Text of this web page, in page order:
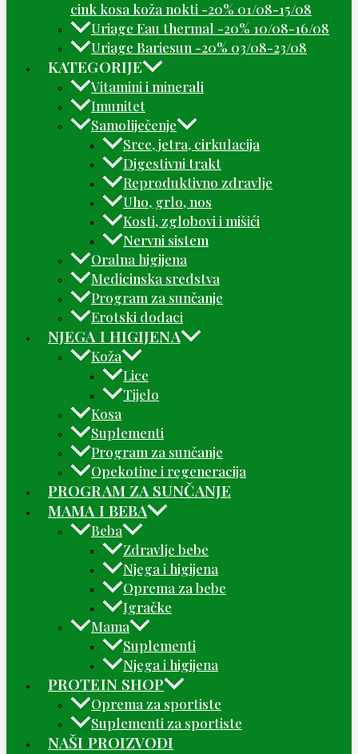
cink kosa koža nokti -20% 01/08-15/08
Uriage Eau thermal -20% 10/08-16/08
Uriage Bariesun -20% 03/08-23/08
KATEGORIJE
Vitamini i minerali
Imunitet
Samoliječenje
Srce, jetra, cirkulacija
Digestivni trakt
Reproduktivno zdravlje
Uho, grlo, nos
Kosti, zglobovi i mišići
Nervni sistem
Oralna higijena
Medicinska sredstva
Program za sunčanje
Erotski dodaci
NJEGA I HIGIJENA
Koža
Lice
Tijelo
Kosa
Suplementi
Program za sunčanje
Opekotine i regeneracija
PROGRAM ZA SUNČANJE
MAMA I BEBA
Beba
Zdravlje bebe
Njega i higijena
Oprema za bebe
Igračke
Mama
Suplementi
Njega i higijena
PROTEIN SHOP
Oprema za sportiste
Suplementi za sportiste
NAŠI PROIZVODI